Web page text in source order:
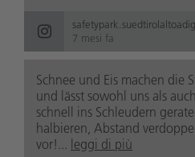
7 mesi fa
Schnee und Eis machen die
und lässt sowohl uns als
schnell ins Schleudern
halbieren, Abstand
vor!... leggi di più